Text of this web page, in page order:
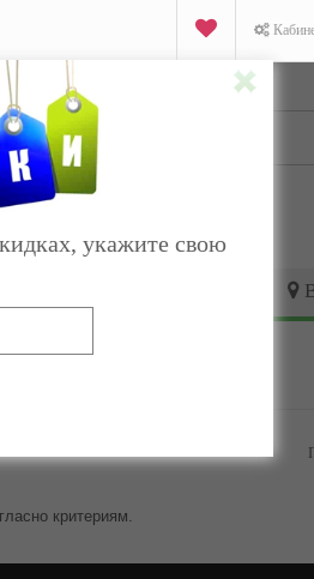
критериям.
укажите свою